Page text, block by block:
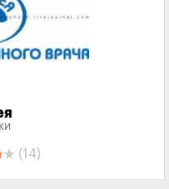
(14)